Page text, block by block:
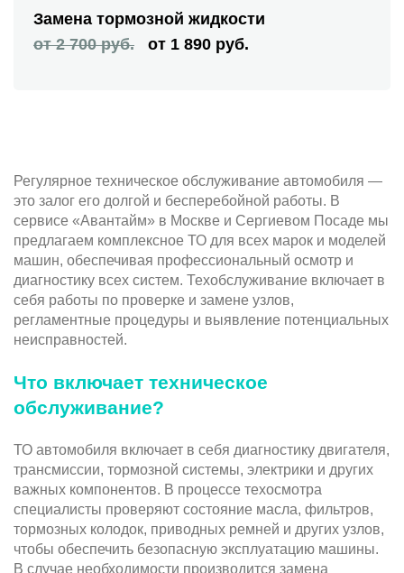
Замена тормозной жидкости
от 2 700 руб.
от 1 890 руб.
Регулярное техническое обслуживание автомобиля —
это залог его долгой и бесперебойной работы. В
сервисе «Авантайм» в Москве и Сергиевом Посаде мы
предлагаем комплексное ТО для всех марок и моделей
машин, обеспечивая профессиональный осмотр и
диагностику всех систем. Техобслуживание включает в
себя работы по проверке и замене узлов,
регламентные процедуры и выявление потенциальных
неисправностей.
Что включает техническое
обслуживание?
ТО автомобиля включает в себя диагностику двигателя,
трансмиссии, тормозной системы, электрики и других
важных компонентов. В процессе техосмотра
специалисты проверяют состояние масла, фильтров,
тормозных колодок, приводных ремней и других узлов,
чтобы обеспечить безопасную эксплуатацию машины.
В случае необходимости производится замена